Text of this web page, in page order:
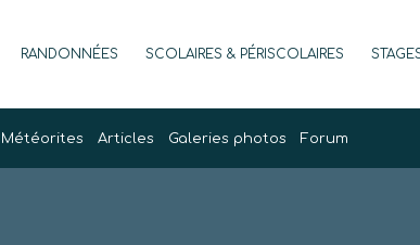
RANDONNÉES SCOLAIRES & PÉRISCOLAIRES
Articles Galeries photos Forum